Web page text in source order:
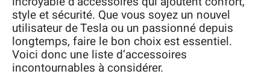
style et sécurité. Que vous soyez un nouvel
utilisateur de Tesla ou un passionné depuis
longtemps, faire le bon choix est essentiel.
Voici donc une liste d’accessoires
incontournables à considérer.